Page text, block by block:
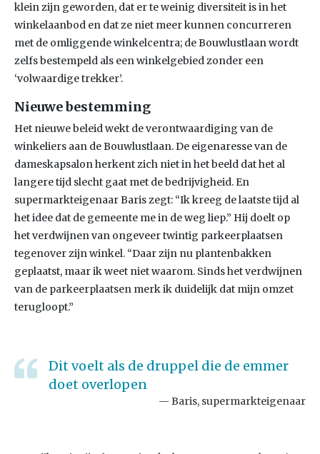
klein zijn geworden, dat er te weinig diversiteit is in het
winkelaanbod en dat ze niet meer kunnen concurreren
met de omliggende winkelcentra; de Bouwlustlaan wordt
zelfs bestempeld als een winkelgebied zonder een
‘volwaardige trekker’.
Nieuwe bestemming
Het nieuwe beleid wekt de verontwaardiging van de
winkeliers aan de Bouwlustlaan. De eigenaresse van de
dameskapsalon herkent zich niet in het beeld dat het al
langere tijd slecht gaat met de bedrijvigheid. En
supermarkteigenaar Baris zegt: “Ik kreeg de laatste tijd al
het idee dat de gemeente me in de weg liep.” Hij doelt op
het verdwijnen van ongeveer twintig parkeerplaatsen
tegenover zijn winkel. “Daar zijn nu plantenbakken
geplaatst, maar ik weet niet waarom. Sinds het verdwijnen
van de parkeerplaatsen merk ik duidelijk dat mijn omzet
terugloopt.”
Dit voelt als de druppel die de emmer
doet overlopen
Baris, supermarkteigenaar